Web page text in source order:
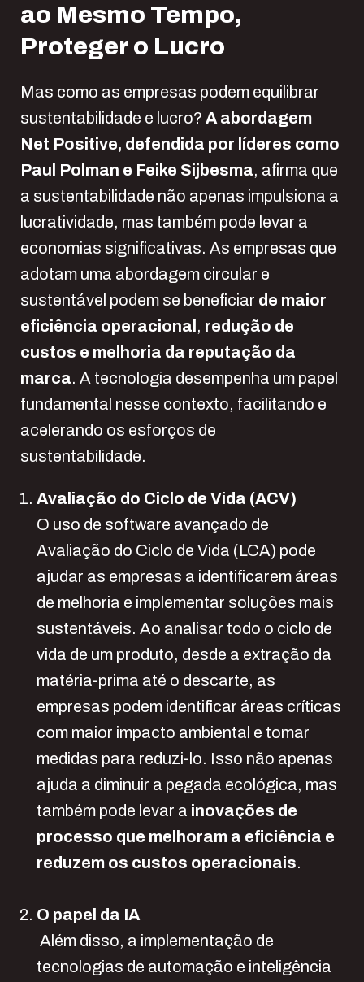
ao Mesmo Tempo,
Proteger o Lucro
Mas como as empresas podem equilibrar
sustentabilidade e lucro? A abordagem
Net Positive, defendida por líderes como
Paul Polman e Feike Sijbesma, afirma que
a sustentabilidade não apenas impulsiona a
lucratividade, mas também pode levar a
economias significativas. As empresas que
adotam uma abordagem circular e
sustentável podem se beneficiar de maior
eficiência operacional , redução de
custos e melhoria da reputação da
marca. A tecnologia desempenha um papel
fundamental nesse contexto, facilitando e
acelerando os esforços de
sustentabilidade.
Avaliação do Ciclo de Vida (ACV)
O uso de software avançado de
Avaliação do Ciclo de Vida (LCA) pode
ajudar as empresas a identificarem áreas
de melhoria e implementar soluções mais
sustentáveis. Ao analisar todo o ciclo de
vida de um produto, desde a extração da
matéria-prima até o descarte, as
empresas podem identificar áreas críticas
com maior impacto ambiental e tomar
medidas para reduzi-lo. Isso não apenas
ajuda a diminuir a pegada ecológica, mas
também pode levar a inovações de
processo que melhoram a eficiência e
reduzem os custos operacionais.
O papel da IA
Além disso, a implementação de
tecnologias de automação e inteligência